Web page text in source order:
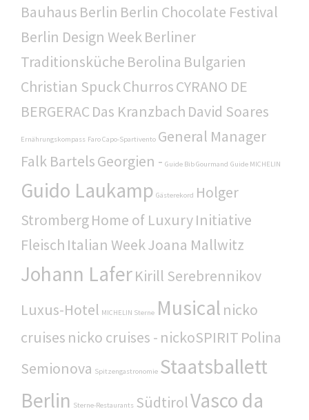
Bauhaus Berlin Berlin Chocolate Festival
Berlin Design WeekBerliner
Traditionsküche Berolina Bulgarien
Christian SpuckChurrosCYRANO DE
BERGERAC Das Kranzbach David Soares
Ernährungskompass Faro Capo-Spartivento General Manager
Falk BartelsGeorgien - Guide Bib Gourmand Guide MICHELIN
Guido Laukamp Gästerekord Holger
StrombergHome of LuxuryInitiative
Fleisch Italian WeekJoana Mallwitz
Johann LaferKirill Serebrennikov
Luxus-Hotel MICHELIN Sterne Musical nicko
cruises nicko cruises - nickoSPIRIT Polina
Semionova Spitzengastronomie Staatsballett
Berlin Sterne-Restaurants SüdtirolVasco da